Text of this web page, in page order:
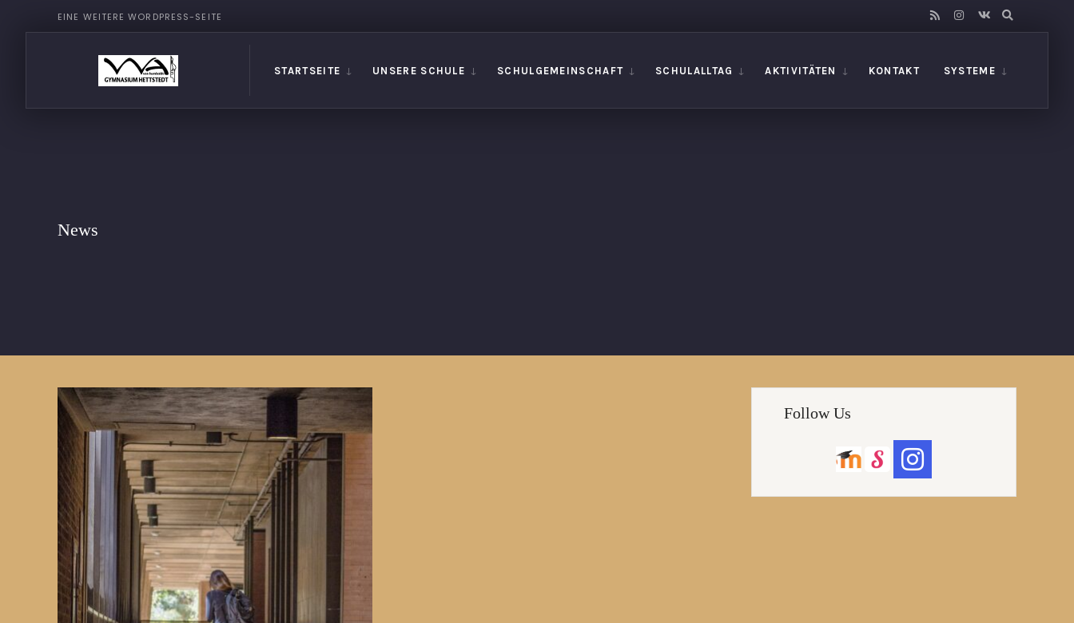
EINE WEITERE WORDPRESS-SEITE
STARTSEITE UNSERE SCHULE SCHULGEMEINSCHAFT SCHULALLTAG AKTIVITÄTEN KONTAKT SYSTEME
News
Follow Us